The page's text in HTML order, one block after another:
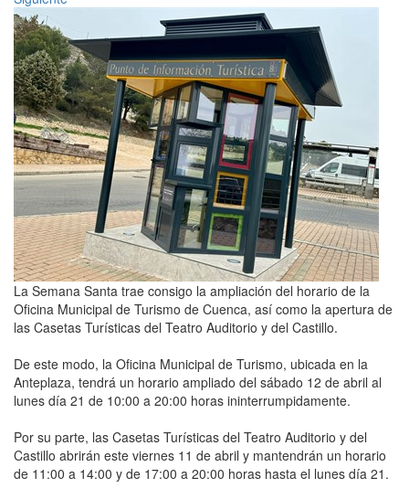
La Semana Santa trae consigo la ampliación del horario de la
Oficina Municipal de Turismo de Cuenca, así como la apertura de
las Casetas Turísticas del Teatro Auditorio y del Castillo.
De este modo, la Oficina Municipal de Turismo, ubicada en la
Anteplaza, tendrá un horario ampliado del sábado 12 de abril al
lunes día 21 de 10:00 a 20:00 horas ininterrumpidamente.
Por su parte, las Casetas Turísticas del Teatro Auditorio y del
Castillo abrirán este viernes 11 de abril y mantendrán un horario
de 11:00 a 14:00 y de 17:00 a 20:00 horas hasta el lunes día 21.